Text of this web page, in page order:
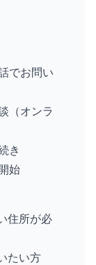
でお問い
（オンラ
き
始
住所が必
たい方